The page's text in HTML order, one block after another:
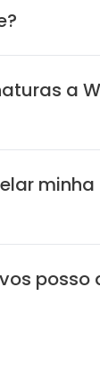
a
minha
posso